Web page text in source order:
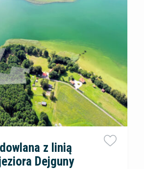
z linią
Dejguny